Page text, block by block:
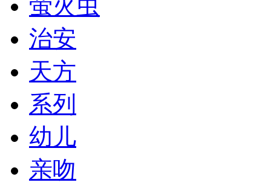
萤火虫
治安
天方
系列
幼儿
亲吻